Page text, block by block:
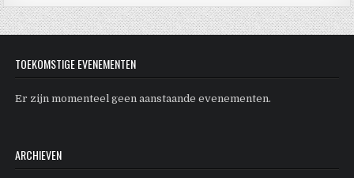
TOEKOMSTIGE EVENEMENTEN
Er zijn momenteel geen aanstaande evenementen.
ARCHIEVEN